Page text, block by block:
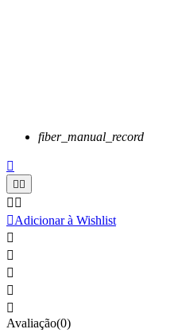
fiber_manual_record


 
Adicionar à Wishlist





Avaliação(0)